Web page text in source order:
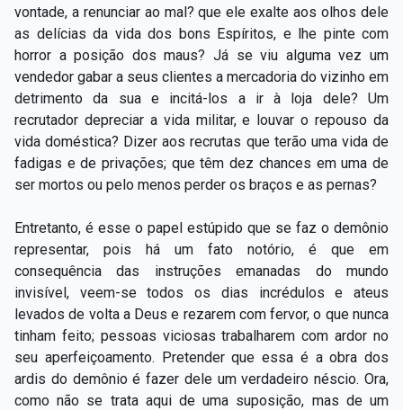
vontade, a renunciar ao mal? que ele exalte aos olhos dele
as delícias da vida dos bons Espíritos, e lhe pinte com
horror a posição dos maus? Já se viu alguma vez um
vendedor gabar a seus clientes a mercadoria do vizinho em
detrimento da sua e incitá-los a ir à loja dele? Um
recrutador depreciar a vida militar, e louvar o repouso da
vida doméstica? Dizer aos recrutas que terão uma vida de
fadigas e de privações; que têm dez chances em uma de
ser mortos ou pelo menos perder os braços e as pernas?
Entretanto, é esse o papel estúpido que se faz o demônio
representar, pois há um fato notório, é que em
consequência das instruções emanadas do mundo
invisível, veem-se todos os dias incrédulos e ateus
levados de volta a Deus e rezarem com fervor, o que nunca
tinham feito; pessoas viciosas trabalharem com ardor no
seu aperfeiçoamento. Pretender que essa é a obra dos
ardis do demônio é fazer dele um verdadeiro néscio. Ora,
como não se trata aqui de uma suposição, mas de um